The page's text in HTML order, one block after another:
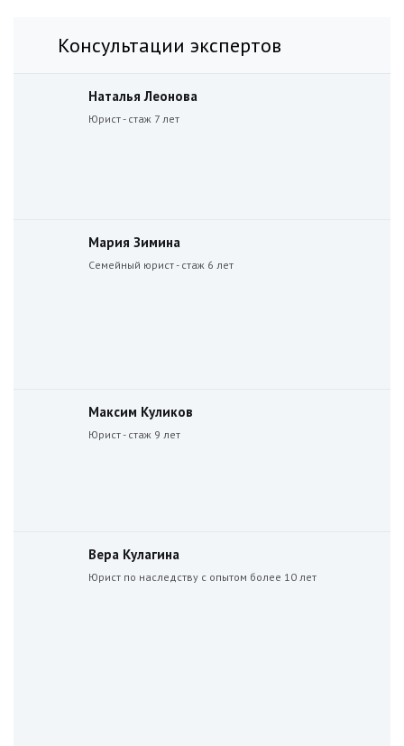
Консультации экспертов
Наталья Леонова
Юрист - стаж 7 лет
Мария Зимина
Семейный юрист - стаж 6 лет
Максим Куликов
Юрист - стаж 9 лет
Вера Кулагина
Юрист по наследству с опытом более 10 лет